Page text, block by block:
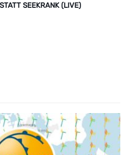
SEEKRANK (LIVE)